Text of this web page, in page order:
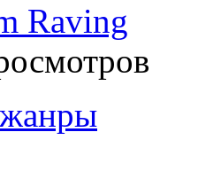
Raving